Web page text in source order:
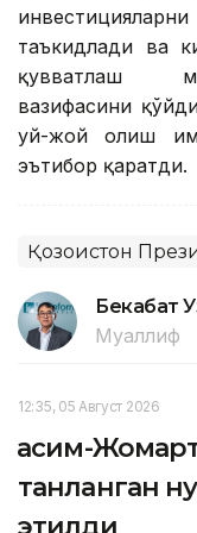
таъкидлади ва
қувватлаш
вазифасини
уй-жой олиш
эътибор қаратди.
Қозоғистон
Бекабат
Муаллиф
12:35, 05 Август 2026
Қасим-
танланган
этилди